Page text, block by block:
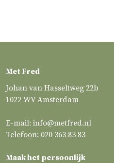
Met Fred
Johan van Hasseltweg 22b
1022 WV Amsterdam
E-mail: info@metfred.nl
Telefoon: 020 363 83 83
Maak het persoonlijk